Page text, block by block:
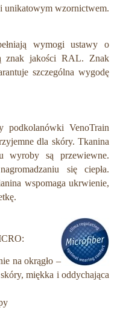
i unikatowym wzornictwem.
wymogi ustawy o
znak jakości RAL. Znak
szczególna wygodę
podkolanówki VenoTrain
dla skóry. Tkanina
wyroby są przewiewne.
się ciepła.
wspomaga ukrwienie,
na okrągło –
miękka i oddychająca